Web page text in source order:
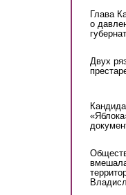
Глава
о
Двух